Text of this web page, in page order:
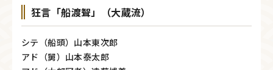
狂言「船渡聟」（大蔵流）
シテ（船頭）山本東次郎
アド（舅）山本泰太郎